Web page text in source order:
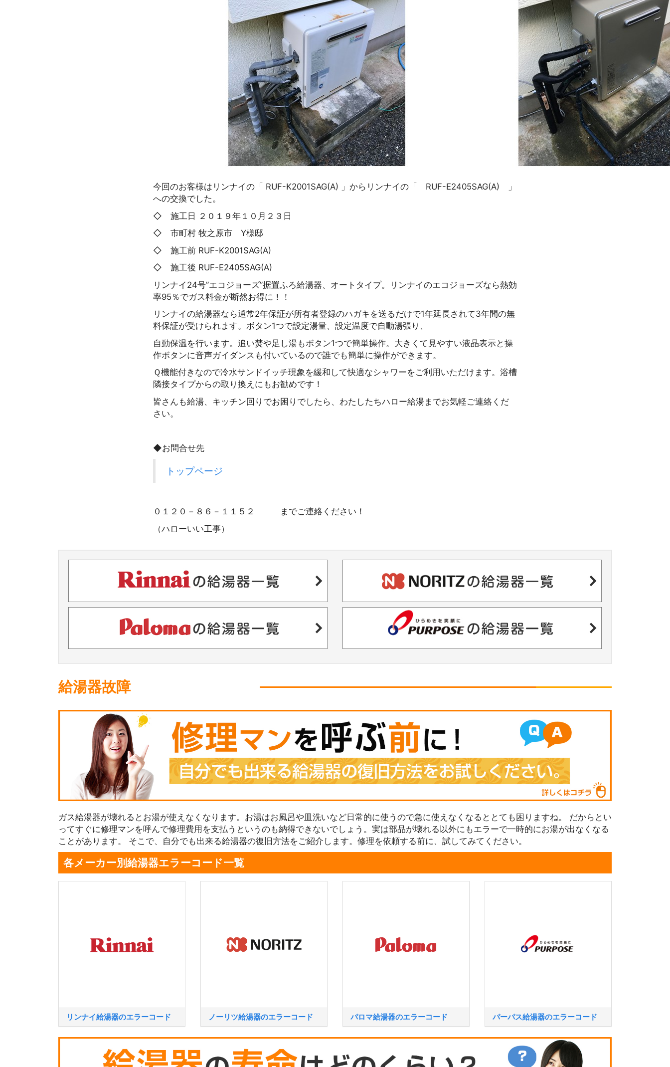
今回のお客様はリンナイの「 RUF-K2001SAG(A) 」からリンナイの「 RUF-E2405SAG(A) 」
への交換でした。
◇ 施工日 ２０１９年１０月２３日
◇ 市町村 牧之原市 Y様邸
◇ 施工前 RUF-K2001SAG(A)
◇ 施工後 RUF-E2405SAG(A)
リンナイ24号”エコジョーズ”据置ふろ給湯器、オートタイプ。リンナイのエコジョーズなら熱効
率95％でガス料金が断然お得に！！
リンナイの給湯器なら通常2年保証が所有者登録のハガキを送るだけで1年延長されて3年間の無
料保証が受けられます。ボタン1つで設定湯量、設定温度で自動湯張り、
自動保温を行います。追い焚や足し湯もボタン1つで簡単操作。大きくて見やすい液晶表示と操
作ボタンに音声ガイダンスも付いているので誰でも簡単に操作ができます。
Ｑ機能付きなので冷水サンドイッチ現象を緩和して快適なシャワーをご利用いただけます。浴槽
隣接タイプからの取り換えにもお勧めです！
皆さんも給湯、キッチン回りでお困りでしたら、わたしたちハロー給湯までお気軽ご連絡くだ
さい。
◆お問合せ先
トップページ
０１２０－８６－１１５２ までご連絡ください！
（ハローいい工事）
給湯器故障
ガス給湯器が壊れるとお湯が使えなくなります。お湯はお風呂や皿洗いなど日常的に使うので急に使えなくなるととても困りますね。 だからとい
ってすぐに修理マンを呼んで修理費用を支払うというのも納得できないでしょう。実は部品が壊れる以外にもエラーで一時的にお湯が出なくなる
ことがあります。 そこで、自分でも出来る給湯器の復旧方法をご紹介します。修理を依頼する前に、試してみてください。
各メーカー別給湯器エラーコード一覧
リンナイ給湯器のエラーコード ノーリツ給湯器のエラーコード パロマ給湯器のエラーコード パーパス給湯器のエラーコード